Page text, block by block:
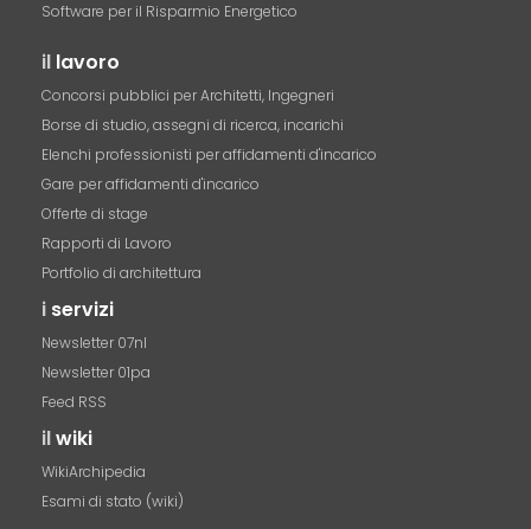
Software per il Risparmio Energetico
il lavoro
Concorsi pubblici per Architetti, Ingegneri
Borse di studio, assegni di ricerca, incarichi
Elenchi professionisti per affidamenti d'incarico
Gare per affidamenti d'incarico
Offerte di stage
Rapporti di Lavoro
Portfolio di architettura
i servizi
Newsletter 07nl
Newsletter 01pa
Feed RSS
ilwiki
WikiArchipedia
Esami di stato (wiki)